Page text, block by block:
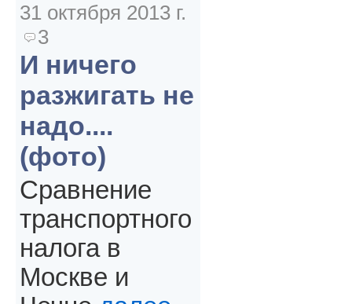
31 октября 2013 г.
3
И ничего
разжигать не
надо....
(фото)
Сравнение
транспортного
налога в
Москве и